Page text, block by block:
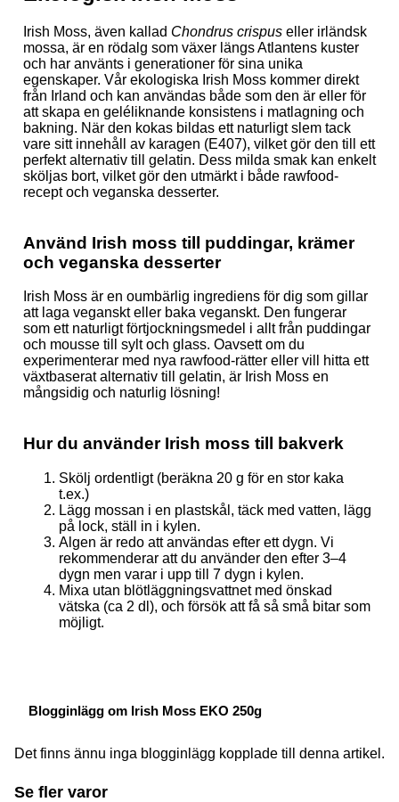
Irish Moss, även kallad Chondrus crispus eller irländsk
mossa, är en rödalg som växer längs Atlantens kuster
och har använts i generationer för sina unika
egenskaper. Vår ekologiska Irish Moss kommer direkt
från Irland och kan användas både som den är eller för
att skapa en geléliknande konsistens i matlagning och
bakning. När den kokas bildas ett naturligt slem tack
vare sitt innehåll av karagen (E407), vilket gör den till ett
perfekt alternativ till gelatin. Dess milda smak kan enkelt
sköljas bort, vilket gör den utmärkt i både rawfood-
recept och veganska desserter.
Använd Irish moss till puddingar, krämer
och veganska desserter
Irish Moss är en oumbärlig ingrediens för dig som gillar
att laga veganskt eller baka veganskt. Den fungerar
som ett naturligt förtjockningsmedel i allt från puddingar
och mousse till sylt och glass. Oavsett om du
experimenterar med nya rawfood-rätter eller vill hitta ett
växtbaserat alternativ till gelatin, är Irish Moss en
mångsidig och naturlig lösning!
Hur du använder Irish moss till bakverk
Skölj ordentligt (beräkna 20 g för en stor kaka
t.ex.)
Lägg mossan i en plastskål, täck med vatten, lägg
på lock, ställ in i kylen.
Algen är redo att användas efter ett dygn. Vi
rekommenderar att du använder den efter 3–4
dygn men varar i upp till 7 dygn i kylen.
Mixa utan blötläggningsvattnet med önskad
vätska (ca 2 dl), och försök att få så små bitar som
möjligt.
Blogginlägg om Irish Moss EKO 250g
Det finns ännu inga blogginlägg kopplade till denna artikel.
Se fler varor